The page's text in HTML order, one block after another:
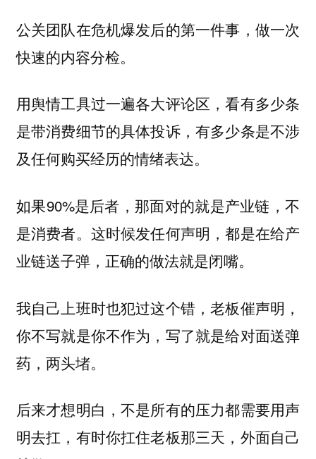
公关团队在危机爆发后的第一件事，做一次
快速的内容分检。
用舆情工具过一遍各大评论区，看有多少条
是带消费细节的具体投诉，有多少条是不涉
及任何购买经历的情绪表达。
如果90%是后者，那面对的就是产业链，不
是消费者。这时候发任何声明，都是在给产
业链送子弹，正确的做法就是闭嘴。
我自己上班时也犯过这个错，老板催声明，
你不写就是你不作为，写了就是给对面送弹
药，两头堵。
后来才想明白，不是所有的压力都需要用声
明去扛，有时你扛住老板那三天，外面自己